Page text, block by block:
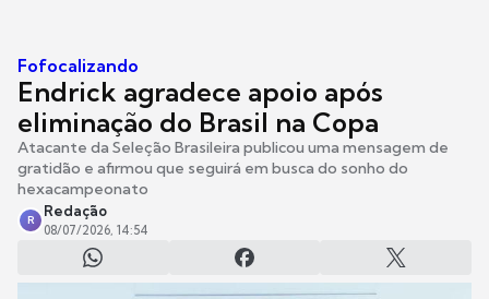
Fofocalizando
Endrick agradece apoio após
eliminação do Brasil na Copa
Atacante da Seleção Brasileira publicou uma mensagem de
gratidão e afirmou que seguirá em busca do sonho do
hexacampeonato
R
Redação
08/07/2026, 14:54